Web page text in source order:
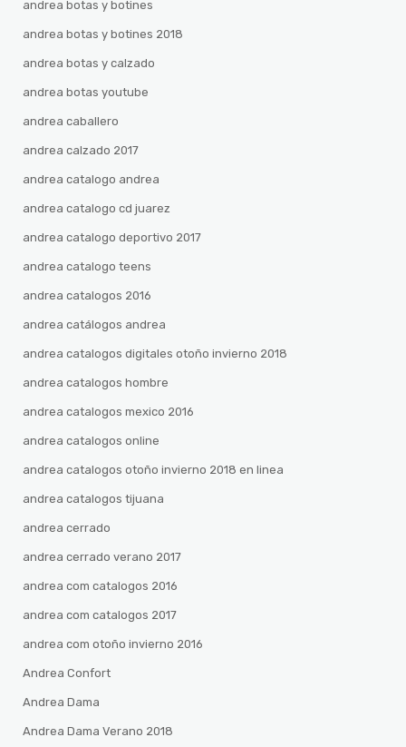
andrea botas y botines
andrea botas y botines 2018
andrea botas y calzado
andrea botas youtube
andrea caballero
andrea calzado 2017
andrea catalogo andrea
andrea catalogo cd juarez
andrea catalogo deportivo 2017
andrea catalogo teens
andrea catalogos 2016
andrea catálogos andrea
andrea catalogos digitales otoño invierno 2018
andrea catalogos hombre
andrea catalogos mexico 2016
andrea catalogos online
andrea catalogos otoño invierno 2018 en linea
andrea catalogos tijuana
andrea cerrado
andrea cerrado verano 2017
andrea com catalogos 2016
andrea com catalogos 2017
andrea com otoño invierno 2016
Andrea Confort
Andrea Dama
Andrea Dama Verano 2018